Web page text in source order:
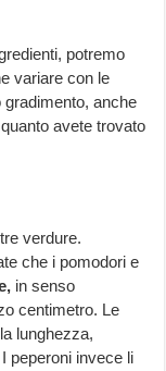
potremo
variare con le
gradimento, anche
avete trovato
verdure.
che i pomodori e
in senso
centimetro. Le
lunghezza,
peperoni invece li